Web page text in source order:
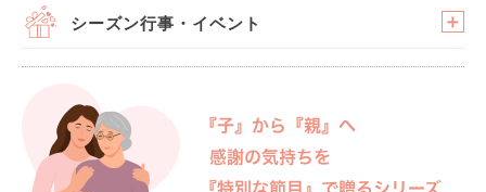
シーズン行事・イベント